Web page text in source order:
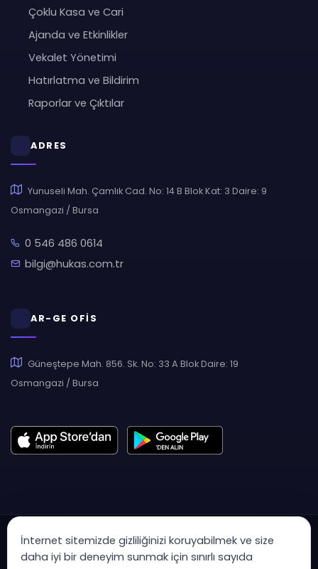
Çoklu Kasa ve Cari
Ajanda ve Etkinlikler
Vekalet Yönetimi
Hatırlatma ve Bildirim
Raporlar ve Çıktılar
ADRES
Yunuseli Mah. Çamlık Cad. No: 14 B Blok Kat: 3 Daire: 9
Osmangazi / Bursa
0 546 486 0614
bilgi@hukas.com.tr
AR-GE OFİS
Güneştepe Mah. 856. Sk. No: 33 A Blok Daire: 19
Osmangazi / Bursa
İnternet sitemizde gizliliğinizi koruyabilmek ve size
daha iyi bir deneyim sunmak için sınırlı sayıda